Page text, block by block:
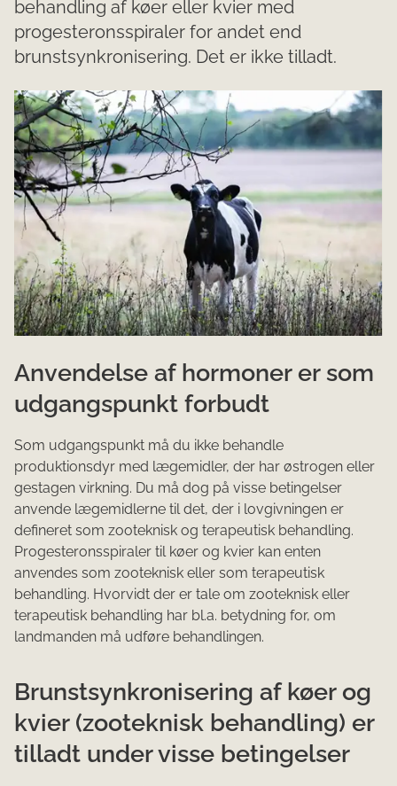
behandling af køer eller kvier med
progesteronsspiraler for andet end
brunstsynkronisering. Det er ikke tilladt.
Anvendelse af hormoner er som
udgangspunkt forbudt
Som udgangspunkt må du ikke behandle
produktionsdyr med lægemidler, der har østrogen eller
gestagen virkning. Du må dog på visse betingelser
anvende lægemidlerne til det, der i lovgivningen er
defineret som zooteknisk og terapeutisk behandling.
Progesteronsspiraler til køer og kvier kan enten
anvendes som zooteknisk eller som terapeutisk
behandling. Hvorvidt der er tale om zooteknisk eller
terapeutisk behandling har bl.a. betydning for, om
landmanden må udføre behandlingen.
Brunstsynkronisering af køer og
kvier (zooteknisk behandling) er
tilladt under visse betingelser